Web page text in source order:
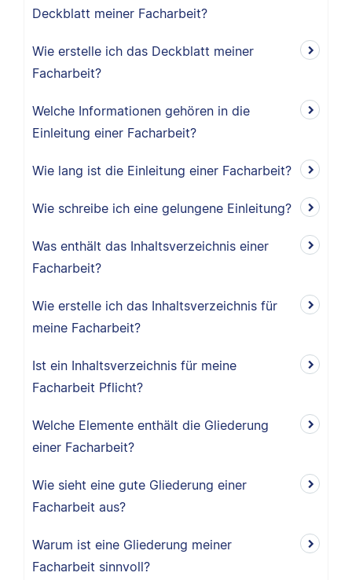
Deckblatt meiner Facharbeit?
Wie erstelle ich das Deckblatt meiner
Facharbeit?
Welche Informationen gehören in die
Einleitung einer Facharbeit?
Wie lang ist die Einleitung einer Facharbeit?
Wie schreibe ich eine gelungene Einleitung?
Was enthält das Inhaltsverzeichnis einer
Facharbeit?
Wie erstelle ich das Inhaltsverzeichnis für
meine Facharbeit?
Ist ein Inhaltsverzeichnis für meine
Facharbeit Pflicht?
Welche Elemente enthält die Gliederung
einer Facharbeit?
Wie sieht eine gute Gliederung einer
Facharbeit aus?
Warum ist eine Gliederung meiner
Facharbeit sinnvoll?